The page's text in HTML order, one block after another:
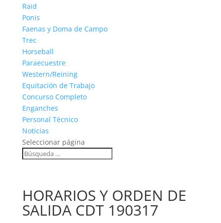
Raid
Ponis
Faenas y Doma de Campo
Trec
Horseball
Paraecuestre
Western/Reining
Equitación de Trabajo
Concurso Completo
Enganches
Personal Técnico
Noticias
Seleccionar página
HORARIOS Y ORDEN DE
SALIDA CDT 190317